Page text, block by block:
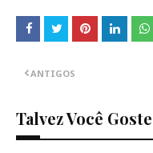
ANTIGOS
Talvez Você